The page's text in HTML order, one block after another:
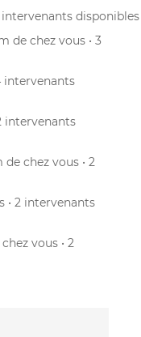
intervenants disponibles
de chez vous • 3
intervenants
intervenants
de chez vous • 2
• 2 intervenants
vous • 2